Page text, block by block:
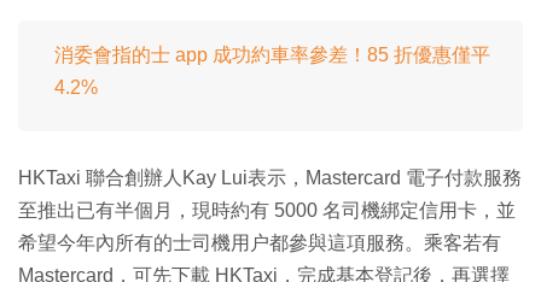
消委會指的士 app 成功約車率參差！85 折優惠僅平
4.2%
HKTaxi 聯合創辦人Kay Lui表示，Mastercard 電子付款服務
至推出已有半個月，現時約有 5000 名司機綁定信用卡，並
希望今年內所有的士司機用户都參與這項服務。乘客若有
Mastercard，可先下載 HKTaxi，完成基本登記後，再選擇